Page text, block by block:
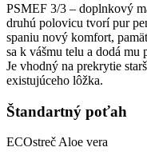
PSMEF 3/3 – doplnkový
druhú polovicu tvorí pur
spaniu nový komfort,
sa k vášmu telu a dodá
Je vhodný na prekrytie
existujúceho lôžka.
Štandartný poťah
ECOstreč Aloe vera